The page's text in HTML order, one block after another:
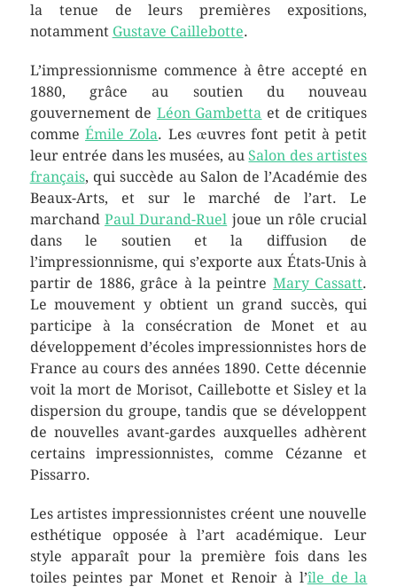
la tenue de leurs premières expositions,
notamment Gustave Caillebotte.
L’impressionnisme commence à être accepté en
1880, grâce au soutien du nouveau
gouvernement de Léon Gambetta et de critiques
comme Émile Zola. Les œuvres font petit à petit
leur entrée dans les musées, auSalon des artistes
français, qui succède au Salon de l’Académie des
Beaux-Arts, et sur le marché de l’art. Le
marchand Paul Durand-Ruel joue un rôle crucial
dans le soutien et la diffusion de
l’impressionnisme, qui s’exporte aux États-Unis à
partir de 1886, grâce à la peintre Mary Cassatt.
Le mouvement y obtient un grand succès, qui
participe à la consécration de Monet et au
développement d’écoles impressionnistes hors de
France au cours des années 1890. Cette décennie
voit la mort de Morisot, Caillebotte et Sisley et la
dispersion du groupe, tandis que se développent
de nouvelles avant-gardes auxquelles adhèrent
certains impressionnistes, comme Cézanne et
Pissarro.
Les artistes impressionnistes créent une nouvelle
esthétique opposée à l’art académique. Leur
style apparaît pour la première fois dans les
toiles peintes par Monet et Renoir à l’île de la